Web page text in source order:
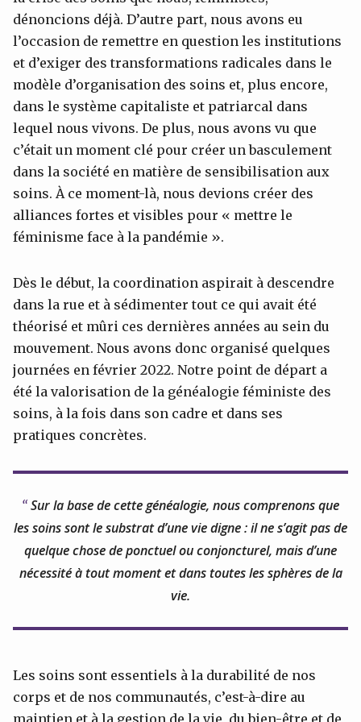
dénoncions déjà. D’autre part, nous avons eu
l’occasion de remettre en question les institutions
et d’exiger des transformations radicales dans le
modèle d’organisation des soins et, plus encore,
dans le système capitaliste et patriarcal dans
lequel nous vivons. De plus, nous avons vu que
c’était un moment clé pour créer un basculement
dans la société en matière de sensibilisation aux
soins. À ce moment-là, nous devions créer des
alliances fortes et visibles pour « mettre le
féminisme face à la pandémie ».
Dès le début, la coordination aspirait à descendre
dans la rue et à sédimenter tout ce qui avait été
théorisé et mûri ces dernières années au sein du
mouvement. Nous avons donc organisé quelques
journées en février 2022. Notre point de départ a
été la valorisation de la généalogie féministe des
soins, à la fois dans son cadre et dans ses
pratiques concrètes.
Sur la base de cette généalogie, nous comprenons que
les soins sont le substrat d’une vie digne : il ne s’agit pas de
quelque chose de ponctuel ou conjoncturel, mais d’une
nécessité à tout moment et dans toutes les sphères de la
vie.
Les soins sont essentiels à la durabilité de nos
corps et de nos communautés, c’est-à-dire au
maintien et à la gestion de la vie, du bien-être et de